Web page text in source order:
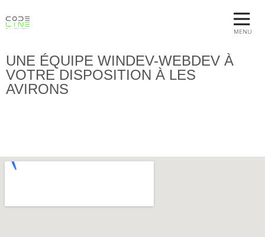
MENU
UNE ÉQUIPE WINDEV-WEBDEV À
VOTRE DISPOSITION À LES
AVIRONS